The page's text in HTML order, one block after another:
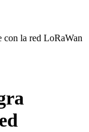
con la red LoRaWan